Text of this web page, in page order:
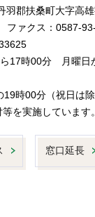
郡扶桑町大字高
ァクス：0587-
17時00分 月曜日
19時00分（祝日は
を実施しています。
窓口延長